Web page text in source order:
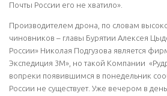
Почты России его не хватило».
Производителем дрона, по словам
чиновников – главы Бурятии Алексея
России» Николая Подгузова является
Экспедиция 3М», но такой Компании
вопреки появившимся в понедельник
России не существует. Уже вечером в